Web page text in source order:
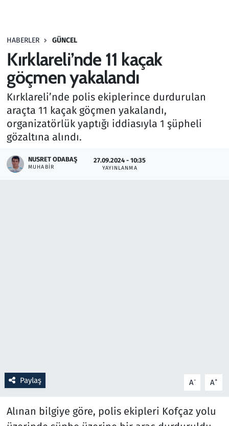
HABERLER GÜNCEL
Kırklareli’nde 11 kaçak
göçmen yakalandı
Kırklareli’nde polis ekiplerince durdurulan
araçta 11 kaçak göçmen yakalandı,
organizatörlük yaptığı iddiasıyla 1 şüpheli
gözaltına alındı.
NUSRET ODABAŞ
MUHABIR
27.09.2024 - 10:35
YAYINLANMA
Paylaş A- A+
Alınan bilgiye göre, polis ekipleri Kofçaz yolu
Haber
Kurumsal Haberler
Lezzet Durağı
Spor
Teknoloji ve Bilim